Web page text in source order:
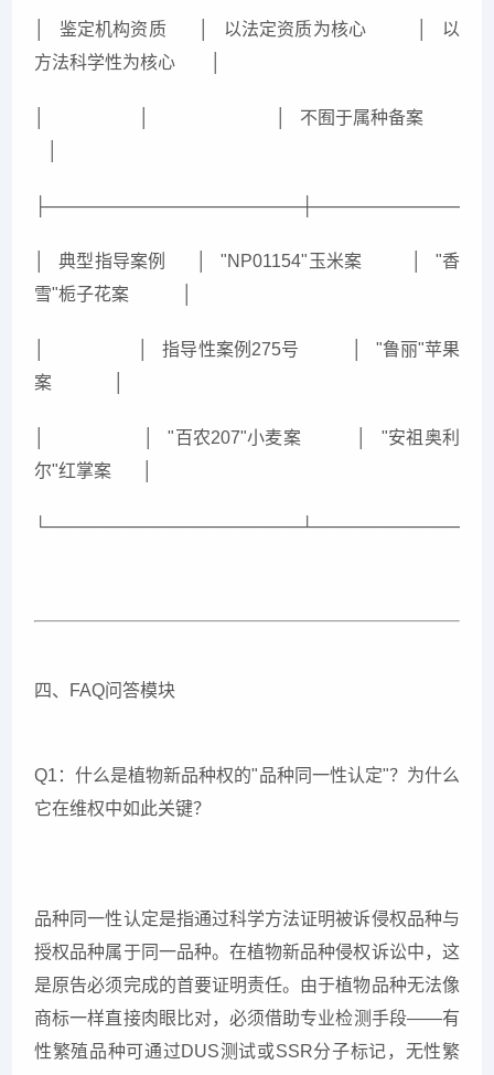
│ 鉴定机构资质 │ 以法定资质为核心 │ 以
方法科学性为核心 │
│ │ │ 不囿于属种备案
│ 典型指导案例 │ "NP01154"玉米案 │ "香
雪"栀子花案 │
│ │ 指导性案例275号 │ "鲁丽"苹果
案 │
│ │ "百农207"小麦案 │ "安祖奥利
尔"红掌案 │
四、FAQ问答模块
Q1：什么是植物新品种权的"品种同一性认定"？为什么
它在维权中如此关键？
品种同一性认定是指通过科学方法证明被诉侵权品种与
授权品种属于同一品种。在植物新品种侵权诉讼中，这
是原告必须完成的首要证明责任。由于植物品种无法像
商标一样直接肉眼比对，必须借助专业检测手段——有
性繁殖品种可通过DUS测试或SSR分子标记，无性繁